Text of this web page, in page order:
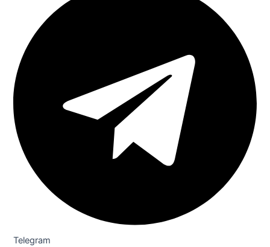
Telegram